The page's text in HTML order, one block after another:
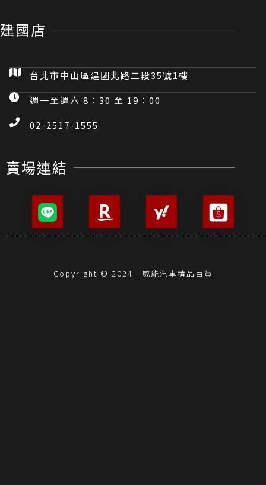
建國店
台北市中山區建國北路二段35號1樓
週一至週六 8：30 至 19：00
02-2517-1555
賣場連結
Copyright © 2024 | 威能汽車精品百貨